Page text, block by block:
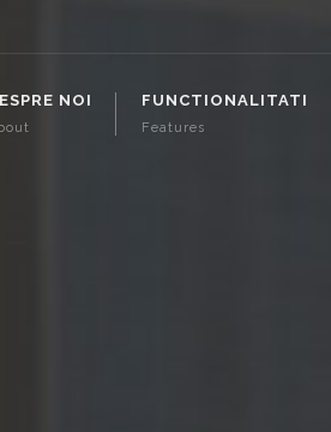
NOI FUNCTIONALITATI
Features